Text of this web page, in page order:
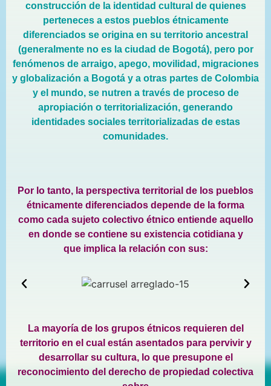
construcción de la identidad cultural de quienes
perteneces a estos pueblos étnicamente
diferenciados se origina en su territorio ancestral
(generalmente no es la ciudad de Bogotá), pero por
fenómenos de arraigo, apego, movilidad, migraciones
y globalización a Bogotá y a otras partes de Colombia
y el mundo, se nutren a través de proceso de
apropiación o territorialización, generando
identidades sociales territorializadas de estas
comunidades.
Por lo tanto, la perspectiva territorial de los pueblos
étnicamente diferenciados depende de la forma
como cada sujeto colectivo étnico entiende aquello
en donde se contiene su existencia cotidiana y
que implica la relación con sus:
La mayoría de los grupos étnicos requieren del
territorio en el cual están asentados para pervivir y
desarrollar su cultura, lo que presupone el
reconocimiento del derecho de propiedad colectiva